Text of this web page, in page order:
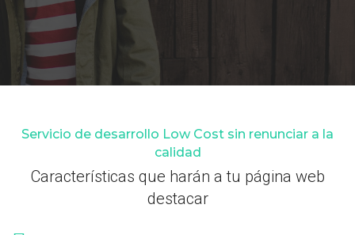
Servicio de desarrollo Low Cost sin renunciar a la
calidad
Características que harán a tu página web
destacar